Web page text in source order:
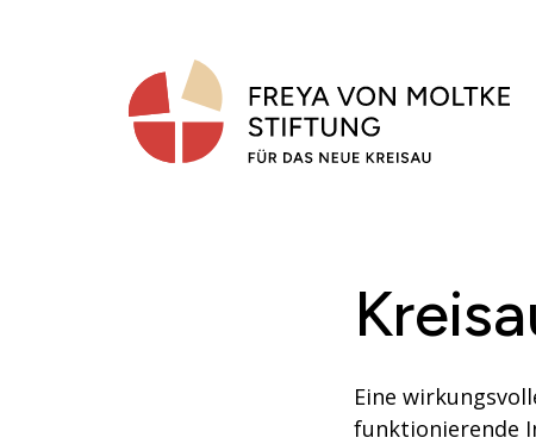
Eine
funktionierende